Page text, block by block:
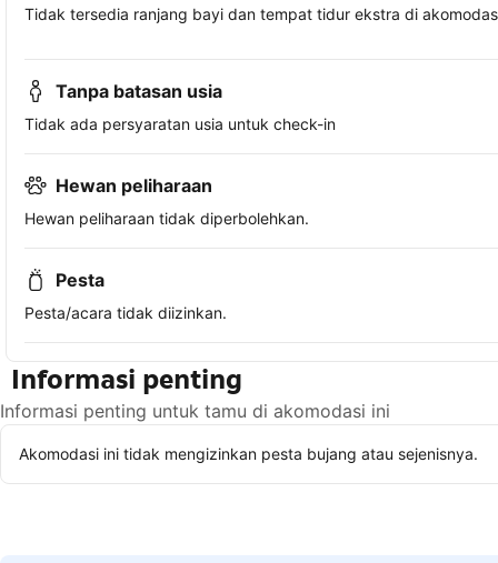
Tidak tersedia ranjang bayi dan tempat tidur ekstra di
Tanpa batasan usia
Tidak ada persyaratan usia untuk check-in
Hewan peliharaan
Hewan peliharaan tidak diperbolehkan.
Pesta
Pesta/acara tidak diizinkan.
Informasi penting
Informasi penting untuk tamu di akomodasi ini
Akomodasi ini tidak mengizinkan pesta bujang atau sejenisnya.